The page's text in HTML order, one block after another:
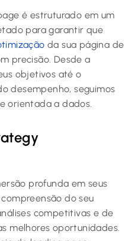
é estruturado em um
para garantir que
da sua página de
precisão. Desde a
objetivos até o
desempenho, seguimos
orientada a dados.
profunda em seus
do seu
competitivas e de
melhores oportunidades.